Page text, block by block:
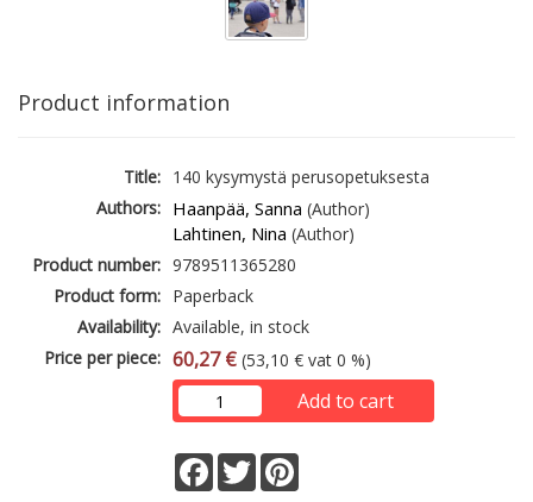
Product information
Title: 140 kysymystä perusopetuksesta
Authors: Haanpää, Sanna (Author)
Lahtinen, Nina (Author)
Product number: 9789511365280
Product form: Paperback
Availability: Available, in stock
Price per piece: 60,27 € (53,10 € vat 0 %)
Add to cart
Facebook
Twitter